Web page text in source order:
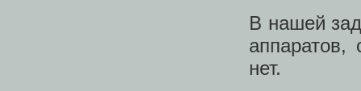
В нашей
аппаратов,
нет.